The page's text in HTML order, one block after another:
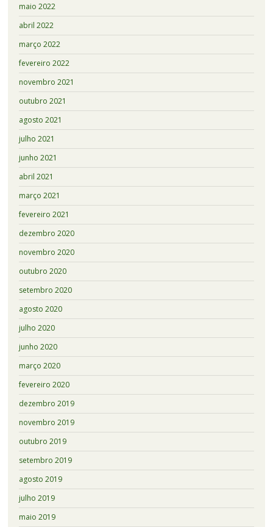
maio 2022
abril 2022
março 2022
fevereiro 2022
novembro 2021
outubro 2021
agosto 2021
julho 2021
junho 2021
abril 2021
março 2021
fevereiro 2021
dezembro 2020
novembro 2020
outubro 2020
setembro 2020
agosto 2020
julho 2020
junho 2020
março 2020
fevereiro 2020
dezembro 2019
novembro 2019
outubro 2019
setembro 2019
agosto 2019
julho 2019
maio 2019